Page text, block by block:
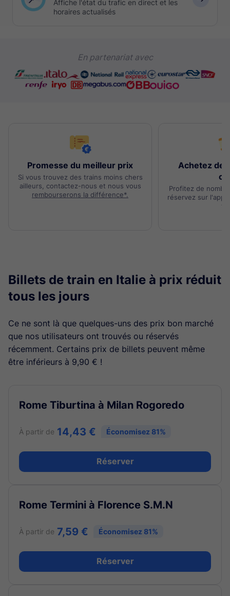
Affiche l'état du trafic en direct et les
horaires actualisés
En partenariat avec
Promesse du meilleur prix
Si vous trouvez des trains moins chers
ailleurs, contactez-nous et nous vous
rembourserons la différence*.
Achetez
Profitez de
réservez sur l'appli
Billets de train en Italie à prix réduit
tous les jours
Ce ne sont là que quelques-uns des prix bon marché
que nos utilisateurs ont trouvés ou réservés
récemment. Certains prix de billets peuvent même
être inférieurs à 9,90 € !
Rome Tiburtina à Milan Rogoredo
À partir de 14,43 € Économisez 81%
Réserver
Rome Termini à Florence S.M.N
À partir de 7,59 € Économisez 81%
Réserver